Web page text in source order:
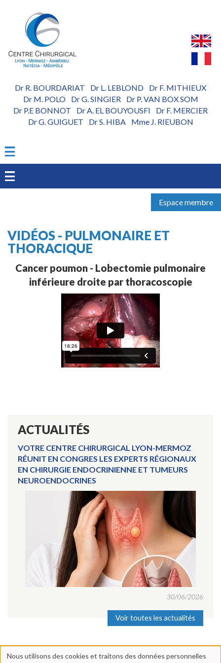
Dr R. BOURDARIAT Dr L. LEBLOND
Dr F. MITHIEUX
Dr M. POLO- Dr G. SINGIER- Dr P. VAN BOX SOM
Dr P.E BONNOT
Dr A. EL BOUYOUSFI
Dr F. MERCIER
Dr G. GUIGUET
Dr S. HIBA- Mme J. RIEUBON
Espace membre
VIDÉOS - PULMONAIRE ET
THORACIQUE
Cancer poumon - Lobectomie pulmonaire
inférieure droite par thoracoscopie
ACTUALITÉS
VOTRE CENTRE CHIRURGICAL LYON-MERMOZ
RÉUNIT EN CONGRES LES EXPERTS RÉGIONAUX
EN CHIRURGIE ENDOCRINIENNE ET TUMEURS
NEUROENDOCRINES
30/06/2026
Voir toutes les actualités
Nous utilisons des cookies et traitons des données personnelles